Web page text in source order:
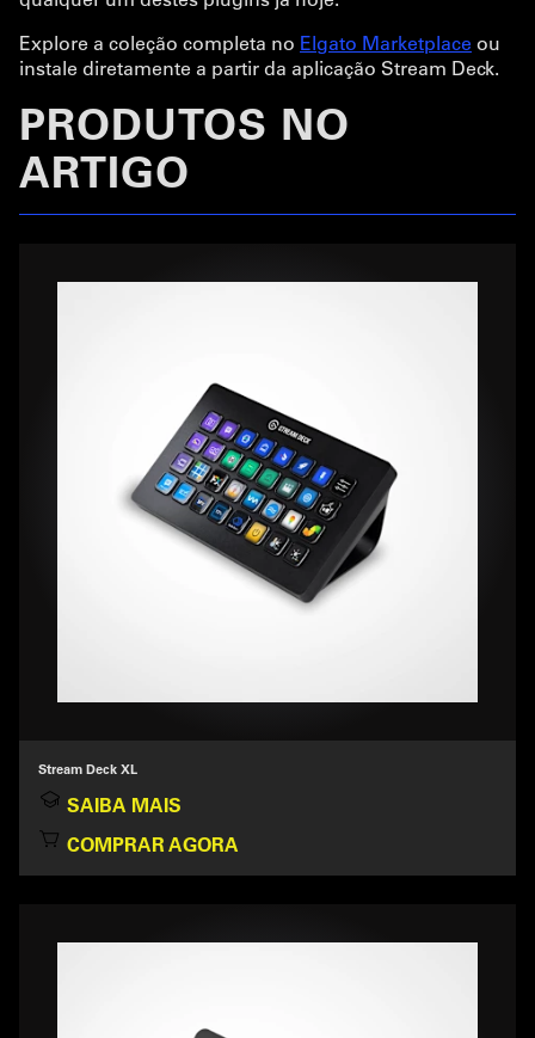
Explore a coleção completa no Elgato Marketplace ou
instale diretamente a partir da aplicação Stream Deck.
PRODUTOS NO
ARTIGO
Stream Deck XL
SAIBA MAIS
COMPRAR AGORA